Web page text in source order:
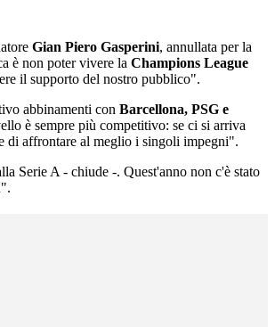
Gian Piero Gasperini, annullata per la
è non poter vivere la Champions League
il supporto del nostro pubblico".
abbinamenti con Barcellona, PSG e
è sempre più competitivo: se ci si arriva
di affrontare al meglio i singoli impegni".
Serie A - chiude -. Quest'anno non c'è stato